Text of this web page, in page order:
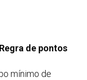
de pontos
mínimo de